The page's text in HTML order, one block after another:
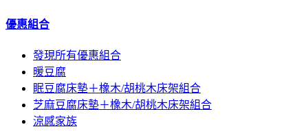
優惠組合
發現所有優惠組合
暖豆腐
眠豆腐床墊＋橡木/胡桃木床架組合
芝麻豆腐床墊＋橡木/胡桃木床架組合
涼感家族